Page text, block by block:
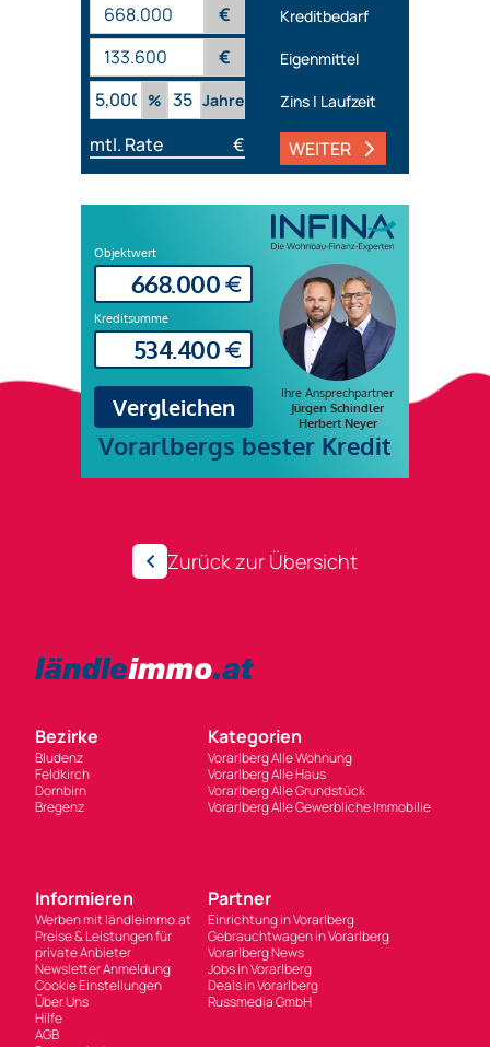
€ Kreditbedarf
€
Eigenmittel
%
Jahre Zins | Laufzeit
mtl. Rate € WEITER
Zurück zur Übersicht
Bezirke
Bludenz
Feldkirch
Dornbirn
Bregenz
Kategorien
Vorarlberg Alle Wohnung
Vorarlberg Alle Haus
Vorarlberg Alle Grundstück
Vorarlberg Alle Gewerbliche Immobilie
Informieren
Werben mit ländleimmo.at
Preise & Leistungen für
private Anbieter
Newsletter Anmeldung
Cookie Einstellungen
Über Uns
Hilfe
AGB
Partner
Einrichtung in Vorarlberg
Gebrauchtwagen in Vorarlberg
Vorarlberg News
Jobs in Vorarlberg
Deals in Vorarlberg
Russmedia GmbH